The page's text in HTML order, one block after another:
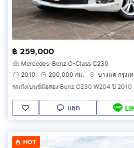
฿ 259,000
Mercedes-Benz C-Class C230
2010
200,000 กม.
บางแค กรุงเ
แชท
HOT